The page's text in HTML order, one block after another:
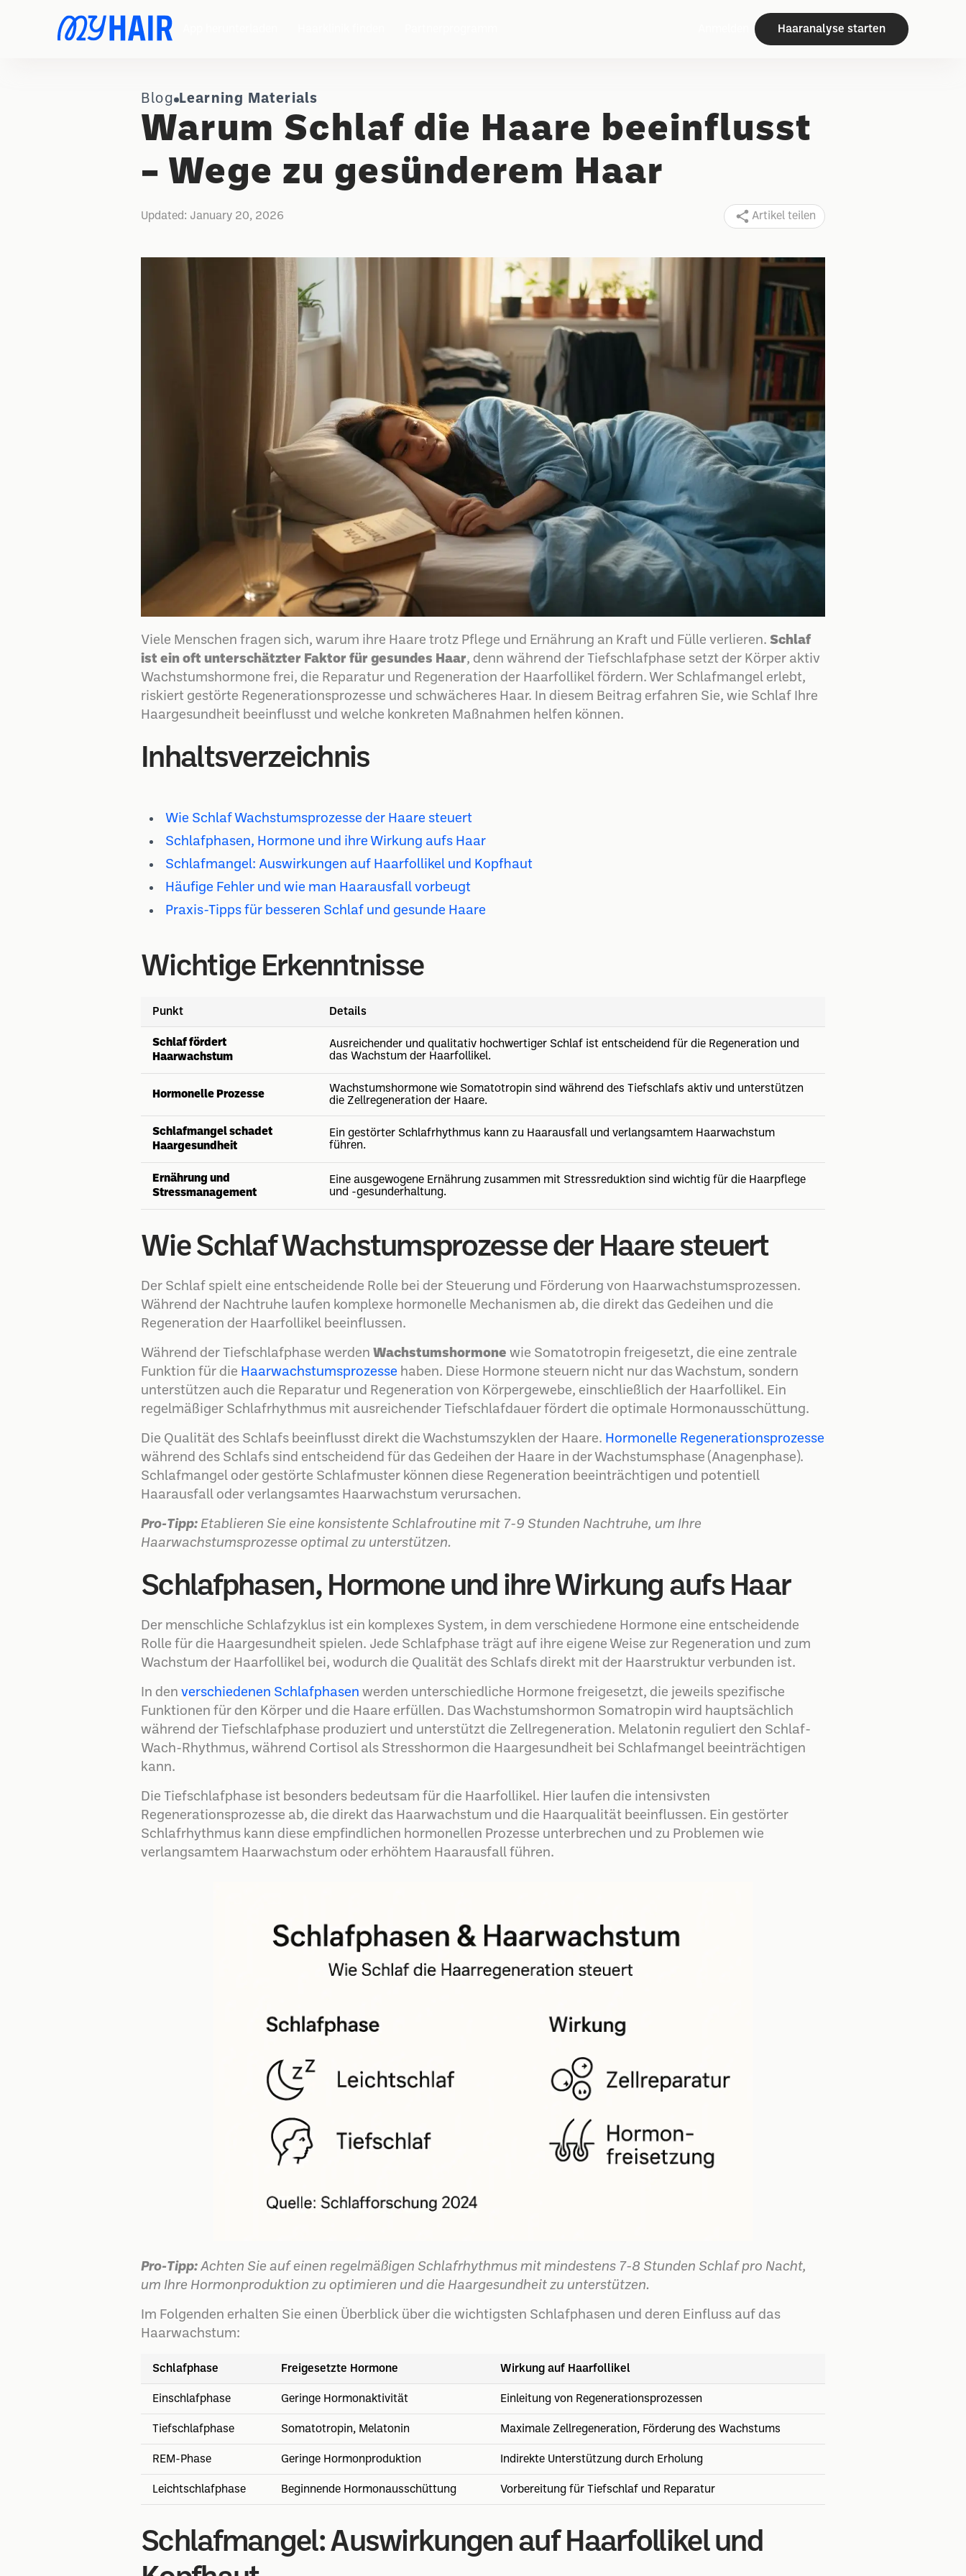
Haaranalyse starten
Blog Learning Materials
Warum Schlaf die Haare beeinflusst
– Wege zu gesünderem Haar
Updated: January 20, 2026 Artikel teilen
Viele Menschen fragen sich, warum ihre Haare trotz Pflege und Ernährung an Kraft und Fülle verlieren. Schlaf
ist ein oft unterschätzter Faktor für gesundes Haar, denn während der Tiefschlafphase setzt der Körper aktiv
Wachstumshormone frei, die Reparatur und Regeneration der Haarfollikel fördern. Wer Schlafmangel erlebt,
riskiert gestörte Regenerationsprozesse und schwächeres Haar. In diesem Beitrag erfahren Sie, wie Schlaf Ihre
Haargesundheit beeinflusst und welche konkreten Maßnahmen helfen können.
Inhaltsverzeichnis
Wie Schlaf Wachstumsprozesse der Haare steuert
Schlafphasen, Hormone und ihre Wirkung aufs Haar
Schlafmangel: Auswirkungen auf Haarfollikel und Kopfhaut
Häufige Fehler und wie man Haarausfall vorbeugt
Praxis-Tipps für besseren Schlaf und gesunde Haare
Wichtige Erkenntnisse
Punkt Details
Schlaf fördert
Haarwachstum
Ausreichender und qualitativ hochwertiger Schlaf ist entscheidend für die Regeneration und
das Wachstum der Haarfollikel.
Hormonelle Prozesse
Wachstumshormone wie Somatotropin sind während des Tiefschlafs aktiv und unterstützen
die Zellregeneration der Haare.
Schlafmangel schadet
Haargesundheit
Ein gestörter Schlafrhythmus kann zu Haarausfall und verlangsamtem Haarwachstum
führen.
Ernährung und
Stressmanagement
Eine ausgewogene Ernährung zusammen mit Stressreduktion sind wichtig für die Haarpflege
und -gesunderhaltung.
Wie Schlaf Wachstumsprozesse der Haare steuert
Der Schlaf spielt eine entscheidende Rolle bei der Steuerung und Förderung von Haarwachstumsprozessen.
Während der Nachtruhe laufen komplexe hormonelle Mechanismen ab, die direkt das Gedeihen und die
Regeneration der Haarfollikel beeinflussen.
Während der Tiefschlafphase werden Wachstumshormone wie Somatotropin freigesetzt, die eine zentrale
Funktion für die Haarwachstumsprozesse haben. Diese Hormone steuern nicht nur das Wachstum, sondern
unterstützen auch die Reparatur und Regeneration von Körpergewebe, einschließlich der Haarfollikel. Ein
regelmäßiger Schlafrhythmus mit ausreichender Tiefschlafdauer fördert die optimale Hormonausschüttung.
Die Qualität des Schlafs beeinflusst direkt die Wachstumszyklen der Haare. Hormonelle Regenerationsprozesse
während des Schlafs sind entscheidend für das Gedeihen der Haare in der Wachstumsphase (Anagenphase).
Schlafmangel oder gestörte Schlafmuster können diese Regeneration beeinträchtigen und potentiell
Haarausfall oder verlangsamtes Haarwachstum verursachen.
Pro-Tipp: Etablieren Sie eine konsistente Schlafroutine mit 7-9 Stunden Nachtruhe, um Ihre
Haarwachstumsprozesse optimal zu unterstützen.
Schlafphasen, Hormone und ihre Wirkung aufs Haar
Der menschliche Schlafzyklus ist ein komplexes System, in dem verschiedene Hormone eine entscheidende
Rolle für die Haargesundheit spielen. Jede Schlafphase trägt auf ihre eigene Weise zur Regeneration und zum
Wachstum der Haarfollikel bei, wodurch die Qualität des Schlafs direkt mit der Haarstruktur verbunden ist.
In den verschiedenen Schlafphasen werden unterschiedliche Hormone freigesetzt, die jeweils spezifische
Funktionen für den Körper und die Haare erfüllen. Das Wachstumshormon Somatropin wird hauptsächlich
während der Tiefschlafphase produziert und unterstützt die Zellregeneration. Melatonin reguliert den Schlaf-
Wach-Rhythmus, während Cortisol als Stresshormon die Haargesundheit bei Schlafmangel beeinträchtigen
kann.
Die Tiefschlafphase ist besonders bedeutsam für die Haarfollikel. Hier laufen die intensivsten
Regenerationsprozesse ab, die direkt das Haarwachstum und die Haarqualität beeinflussen. Ein gestörter
Schlafrhythmus kann diese empfindlichen hormonellen Prozesse unterbrechen und zu Problemen wie
verlangsamtem Haarwachstum oder erhöhtem Haarausfall führen.
Pro-Tipp: Achten Sie auf einen regelmäßigen Schlafrhythmus mit mindestens 7-8 Stunden Schlaf pro Nacht,
um Ihre Hormonproduktion zu optimieren und die Haargesundheit zu unterstützen.
Im Folgenden erhalten Sie einen Überblick über die wichtigsten Schlafphasen und deren Einfluss auf das
Haarwachstum:
Schlafphase Freigesetzte Hormone Wirkung auf Haarfollikel
Einschlafphase Geringe Hormonaktivität Einleitung von Regenerationsprozessen
Tiefschlafphase Somatotropin, Melatonin Maximale Zellregeneration, Förderung des Wachstums
REM-Phase Geringe Hormonproduktion Indirekte Unterstützung durch Erholung
Leichtschlafphase Beginnende Hormonausschüttung Vorbereitung für Tiefschlaf und Reparatur
Schlafmangel: Auswirkungen auf Haarfollikel und